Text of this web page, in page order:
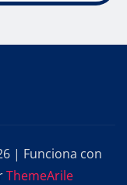
| Funciona con
ThemeArile